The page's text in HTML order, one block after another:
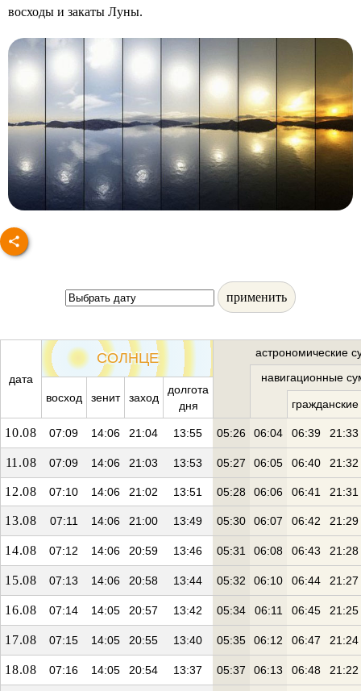
восходы и закаты Луны.
применить
дата
СОЛНЦЕ
астрономические
навигационные
восход
зенит заход
долгота
дня
гражданские
10.08 07:09 14:06 21:04 13:55 05:26 06:04 06:39 21:33
11.08 07:09 14:06 21:03 13:53 05:27 06:05 06:40 21:32
12.08 07:10 14:06 21:02 13:51 05:28 06:06 06:41 21:31
13.08 07:11 14:06 21:00 13:49 05:30 06:07 06:42 21:29
14.08 07:12 14:06 20:59 13:46 05:31 06:08 06:43 21:28
15.08 07:13 14:06 20:58 13:44 05:32 06:10 06:44 21:27
16.08 07:14 14:05 20:57 13:42 05:34 06:11 06:45 21:25
17.08 07:15 14:05 20:55 13:40 05:35 06:12 06:47 21:24
18.08 07:16 14:05 20:54 13:37 05:37 06:13 06:48 21:22